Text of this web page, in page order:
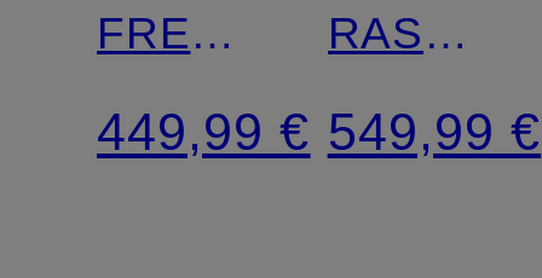
FREDERICA
mit
Leinen
449,99 €
RASMA
aus
Cord
549,99 €